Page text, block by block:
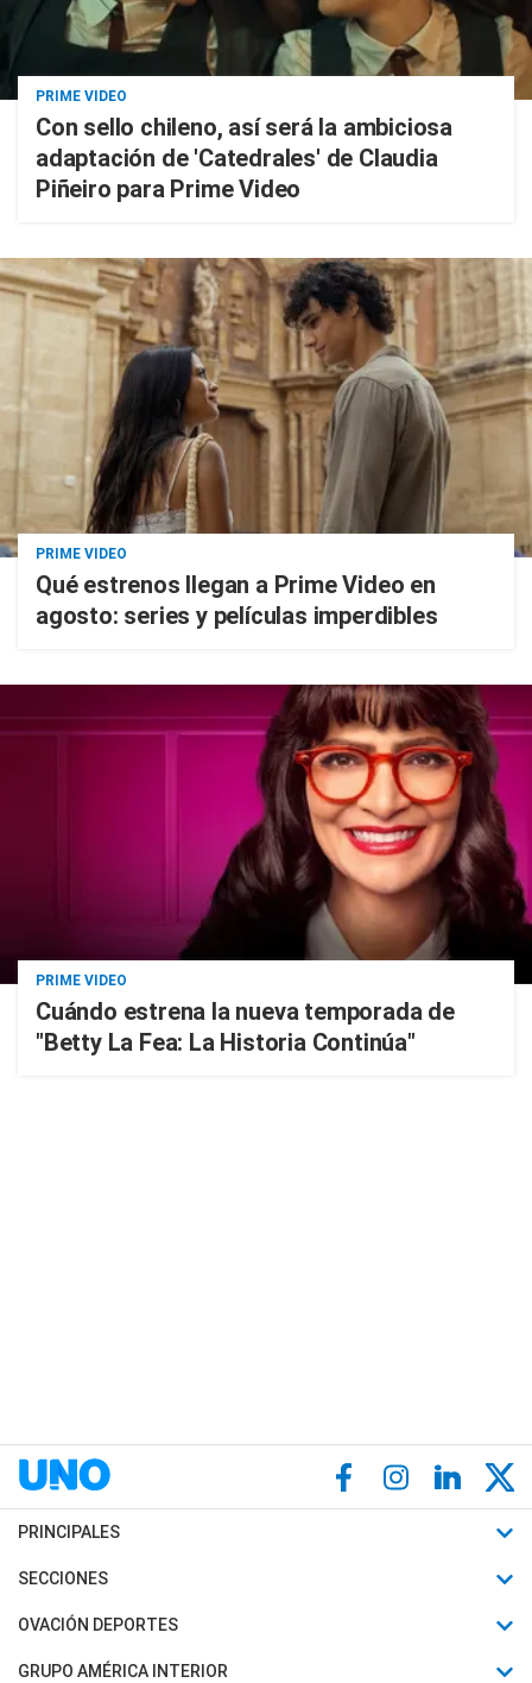
PRIME VIDEO
Con sello chileno, así será la ambiciosa
adaptación de 'Catedrales' de Claudia
Piñeiro para Prime Video
PRIME VIDEO
Qué estrenos llegan a Prime Video en
agosto: series y películas imperdibles
PRIME VIDEO
Cuándo estrena la nueva temporada de
"Betty La Fea: La Historia Continúa"
PRINCIPALES
Últimas Noticias
Política
SECCIONES
Horóscopo
Motores
OVACIÓN DEPORTES
Fútbol
GRUPO AMÉRICA INTERIOR